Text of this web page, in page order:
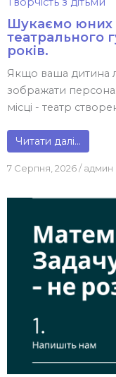
Шукаємо юних
театрального
років.
Якщо ваша дитина
зображати
місці - театр
Читати далі…
7 Серпня, 2026/админ